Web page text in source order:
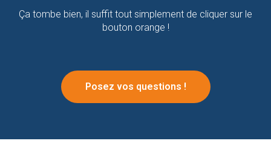
Ça tombe bien, il suffit tout simplement de cliquer sur le
bouton orange !
Posez vos questions !